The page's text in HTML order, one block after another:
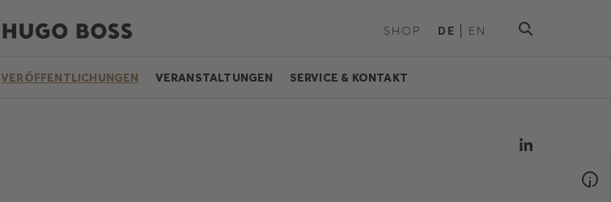
SHOP DE EN
VERÖFFENTLICHUNGEN VERANSTALTUNGEN SERVICE & KONTAKT